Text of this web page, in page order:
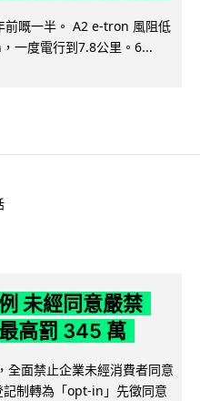
嘅一半。 A2 e-tron 風阻低
一度電行到7.8公里。6...
未經同意嚴禁
高罰 345 萬
全面禁止企業未經消費者同意
制轉為「opt-in」先徵同意